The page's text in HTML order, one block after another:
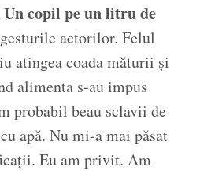
Un copil pe un litru de
actorilor. Felul
atingea coada măturii și
alimenta s-au impus
probabil beau sclavii de
apă. Nu mi-a mai păsat
Eu am privit. Am